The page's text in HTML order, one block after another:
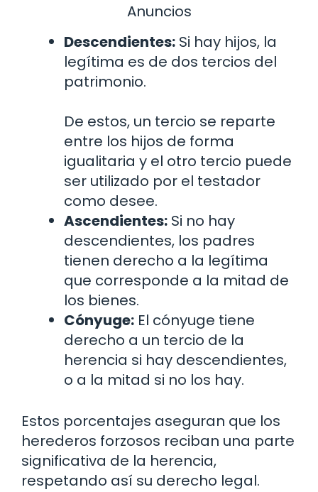
Anuncios
Descendientes: Si hay hijos, la
legítima es de dos tercios del
patrimonio.
De estos, un tercio se reparte
entre los hijos de forma
igualitaria y el otro tercio puede
ser utilizado por el testador
como desee.
Ascendientes: Si no hay
descendientes, los padres
tienen derecho a la legítima
que corresponde a la mitad de
los bienes.
Cónyuge: El cónyuge tiene
derecho a un tercio de la
herencia si hay descendientes,
o a la mitad si no los hay.
Estos porcentajes aseguran que los
herederos forzosos reciban una parte
significativa de la herencia,
respetando así su derecho legal.